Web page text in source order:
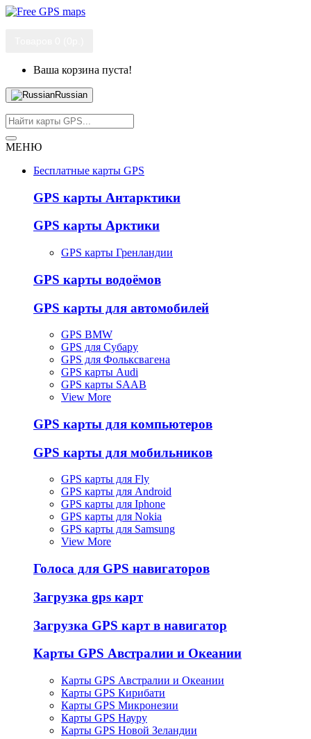
Ваша корзина пуста!
Russian
МЕНЮ
Бесплатные карты GPS
GPS карты Антарктики
GPS карты Арктики
GPS карты Гренландии
GPS карты водоёмов
GPS карты для автомобилей
GPS BMW
GPS для Субару
GPS для Фольксвагена
GPS карты Audi
GPS карты SAAB
View More
GPS карты для компьютеров
GPS карты для мобильников
GPS карты для Fly
GPS карты для Android
GPS карты для Iphone
GPS карты для Nokia
GPS карты для Samsung
View More
Голоса для GPS навигаторов
Загрузка gps карт
Загрузка GPS карт в навигатор
Карты GPS Австралии и Океании
Карты GPS Австралии и Океании
Карты GPS Кирибати
Карты GPS Микронезии
Карты GPS Науру
Карты GPS Новой Зеландии